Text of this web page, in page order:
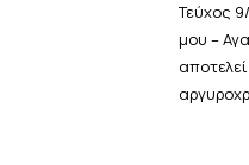
Τεύχος
μου –